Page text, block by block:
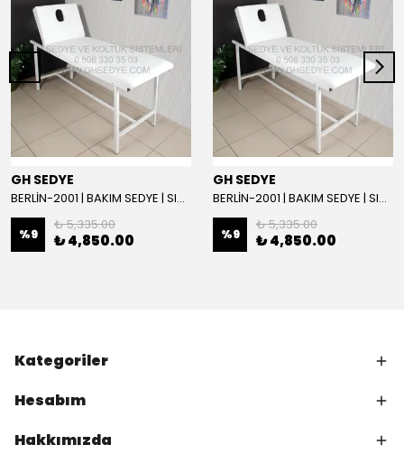
GH SEDYE
BERLİN-2001 | BAKIM SEDYE | SIRT AYARLI | BEYAZ
%9
₺ 5,335.00
₺ 4,850.00
GH SEDYE
BERLİN-2001 | BAKIM SEDYE | SIRT AYARLI
%9
₺ 5,335.00
₺ 4,850.00
Kategoriler
Hesabım
Hakkımızda